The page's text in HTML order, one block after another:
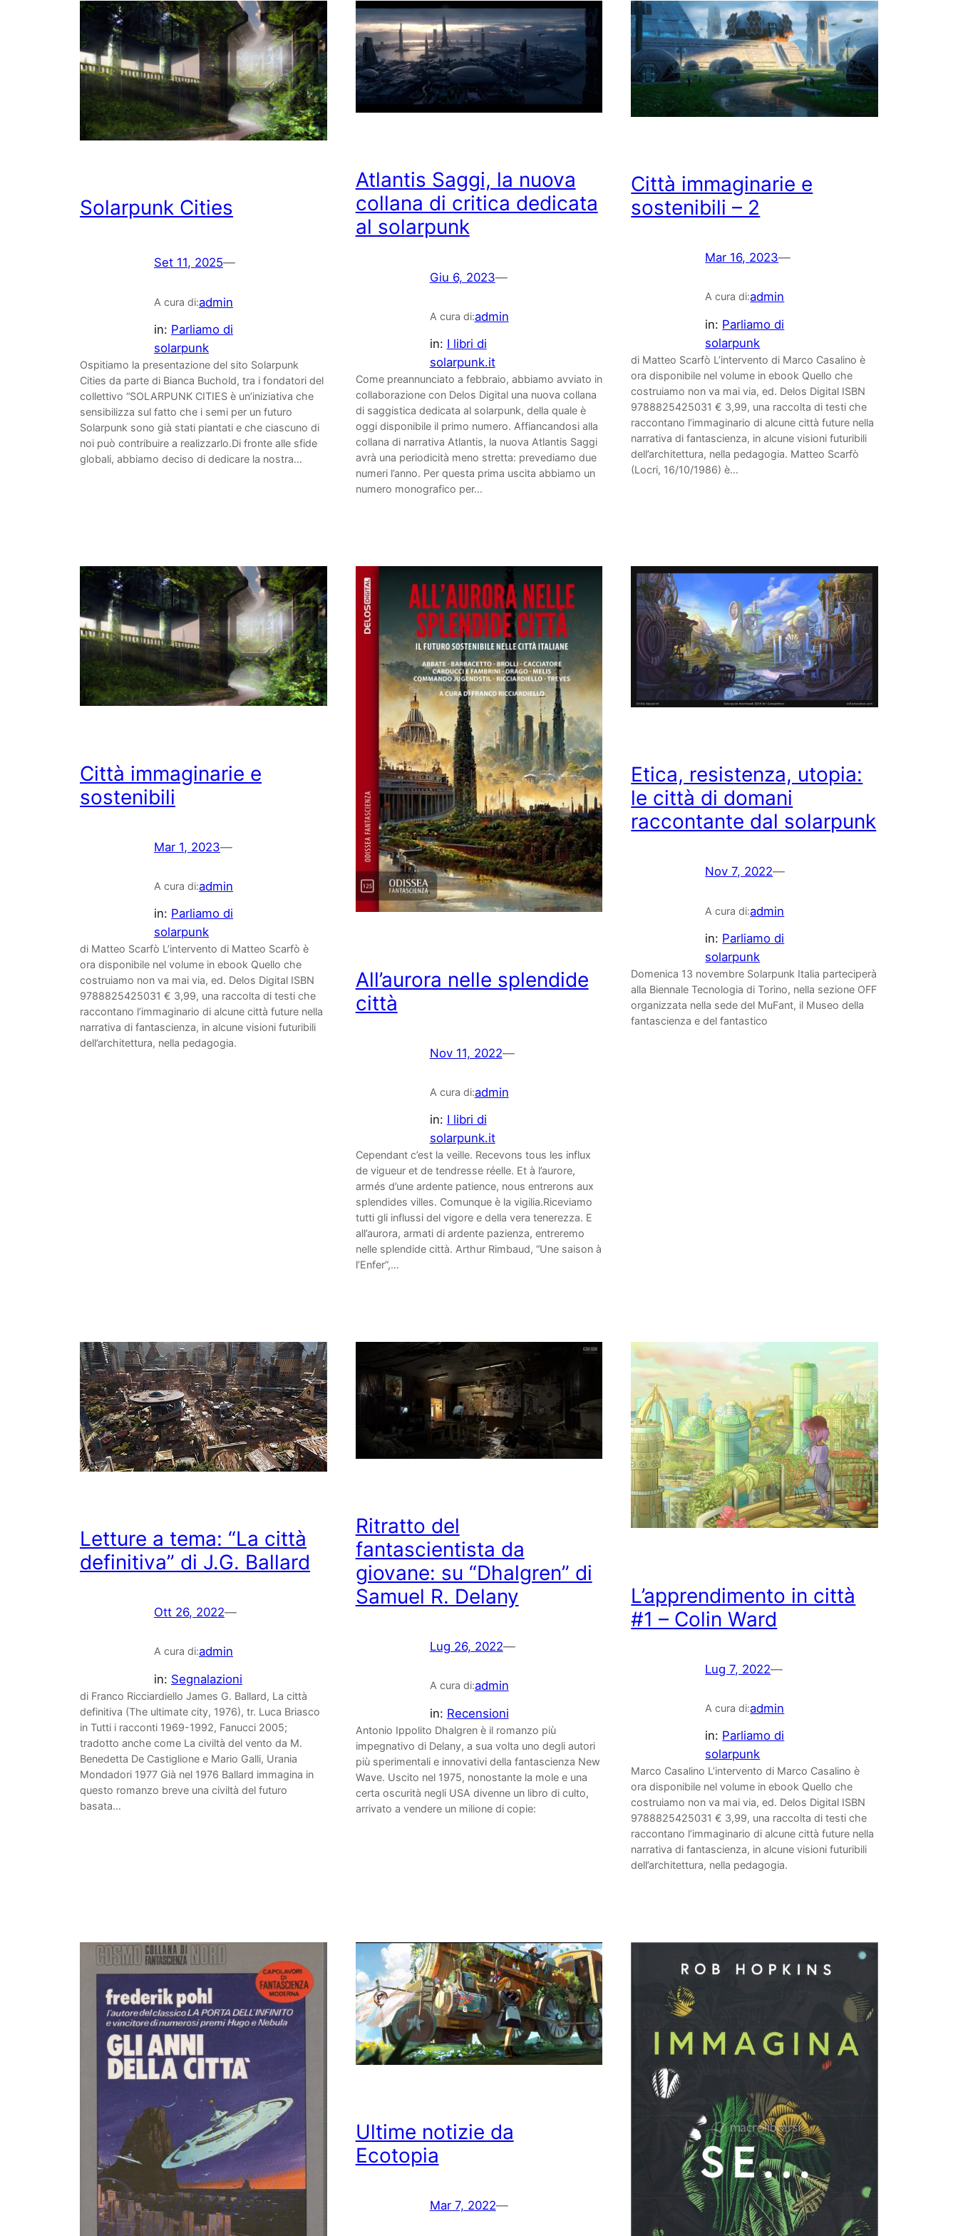
Solarpunk Cities
Set 11, 2025—
A cura di:admin
in: Parliamo di
solarpunk
Ospitiamo la presentazione del sito Solarpunk
Cities da parte di Bianca Buchold, tra i fondatori del
collettivo “SOLARPUNK CITIES è un’iniziativa che
sensibilizza sul fatto che i semi per un futuro
Solarpunk sono già stati piantati e che ciascuno di
noi può contribuire a realizzarlo.Di fronte alle sfide
globali, abbiamo deciso di dedicare la nostra…
Atlantis Saggi, la nuova
collana di critica dedicata
al solarpunk
Giu 6, 2023—
A cura di:admin
in: I libri di
solarpunk.it
Come preannunciato a febbraio, abbiamo avviato in
collaborazione con Delos Digital una nuova collana
di saggistica dedicata al solarpunk, della quale è
oggi disponibile il primo numero. Affiancandosi alla
collana di narrativa Atlantis, la nuova Atlantis Saggi
avrà una periodicità meno stretta: prevediamo due
numeri l’anno. Per questa prima uscita abbiamo un
numero monografico per…
Città immaginarie e
sostenibili – 2
Mar 16, 2023—
A cura di:admin
in: Parliamo di
solarpunk
di Matteo Scarfò L’intervento di Marco Casalino è
ora disponibile nel volume in ebook Quello che
costruiamo non va mai via, ed. Delos Digital ISBN
9788825425031 € 3,99, una raccolta di testi che
raccontano l’immaginario di alcune città future nella
narrativa di fantascienza, in alcune visioni futuribili
dell’architettura, nella pedagogia. Matteo Scarfò
(Locri, 16/10/1986) è…
Città immaginarie e
sostenibili
Mar 1, 2023—
A cura di:admin
in: Parliamo di
solarpunk
di Matteo Scarfò L’intervento di Matteo Scarfò è
ora disponibile nel volume in ebook Quello che
costruiamo non va mai via, ed. Delos Digital ISBN
9788825425031 € 3,99, una raccolta di testi che
raccontano l’immaginario di alcune città future nella
narrativa di fantascienza, in alcune visioni futuribili
dell’architettura, nella pedagogia.
All’aurora nelle splendide
città
Nov 11, 2022—
A cura di:admin
in: I libri di
solarpunk.it
Cependant c’est la veille. Recevons tous les influx
de vigueur et de tendresse réelle. Et à l’aurore,
armés d’une ardente patience, nous entrerons aux
splendides villes. Comunque è la vigilia.Riceviamo
tutti gli influssi del vigore e della vera tenerezza. E
all’aurora, armati di ardente pazienza, entreremo
nelle splendide città. Arthur Rimbaud, “Une saison à
l’Enfer”,…
Etica, resistenza, utopia:
le città di domani
raccontante dal solarpunk
Nov 7, 2022—
A cura di:admin
in: Parliamo di
solarpunk
Domenica 13 novembre Solarpunk Italia parteciperà
alla Biennale Tecnologia di Torino, nella sezione OFF
organizzata nella sede del MuFant, il Museo della
fantascienza e del fantastico
Letture a tema: “La città
definitiva” di J.G. Ballard
Ott 26, 2022—
A cura di:admin
in: Segnalazioni
di Franco Ricciardiello James G. Ballard, La città
definitiva (The ultimate city, 1976), tr. Luca Briasco
in Tutti i racconti 1969-1992, Fanucci 2005;
tradotto anche come La civiltà del vento da M.
Benedetta De Castiglione e Mario Galli, Urania
Mondadori 1977 Già nel 1976 Ballard immagina in
questo romanzo breve una civiltà del futuro
basata…
Ritratto del
fantascientista da
giovane: su “Dhalgren” di
Samuel R. Delany
Lug 26, 2022—
A cura di:admin
in: Recensioni
Antonio Ippolito Dhalgren è il romanzo più
impegnativo di Delany, a sua volta uno degli autori
più sperimentali e innovativi della fantascienza New
Wave. Uscito nel 1975, nonostante la mole e una
certa oscurità negli USA divenne un libro di culto,
arrivato a vendere un milione di copie:
L’apprendimento in città
#1 – Colin Ward
Lug 7, 2022—
A cura di:admin
in: Parliamo di
solarpunk
Marco Casalino L’intervento di Marco Casalino è
ora disponibile nel volume in ebook Quello che
costruiamo non va mai via, ed. Delos Digital ISBN
9788825425031 € 3,99, una raccolta di testi che
raccontano l’immaginario di alcune città future nella
narrativa di fantascienza, in alcune visioni futuribili
dell’architettura, nella pedagogia.
Ultime notizie da
Ecotopia
Mar 7, 2022—